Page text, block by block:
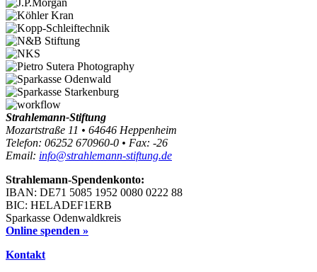
Strahlemann-Stiftung
Mozartstraße 11 • 64646 Heppenheim
Telefon: 06252 670960-0 • Fax: -26
Email: info@strahlemann-stiftung.de
Strahlemann-Spendenkonto:
IBAN: DE71 5085 1952 0080 0222 88
BIC: HELADEF1ERB
Sparkasse Odenwaldkreis
Online spenden »
Kontakt